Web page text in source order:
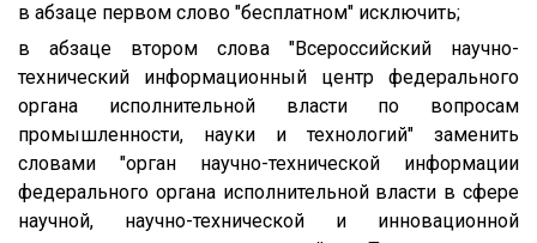
в абзаце первом слово "бесплатном" исключить;
в абзаце втором слова "Всероссийский научно-
технический информационный центр федерального
органа исполнительной власти по вопросам
промышленности, науки и технологий" заменить
словами "орган научно-технической информации
федерального органа исполнительной власти в сфере
научной, научно-технической и инновационной